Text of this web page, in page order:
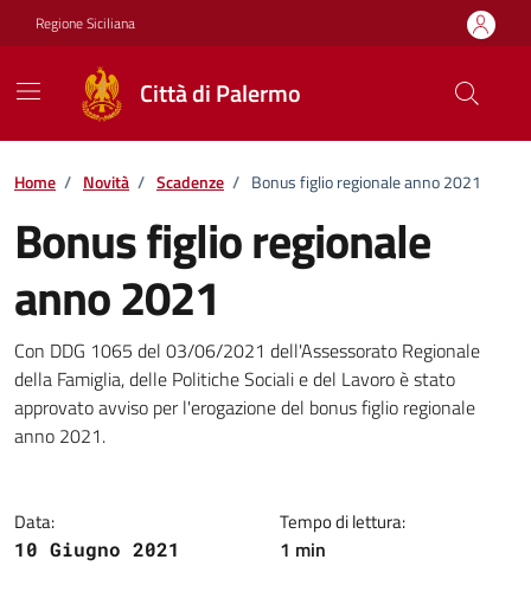
Vai ai contenuti
Vai al footer
Regione Siciliana
Città di Palermo
Home / Novità / Scadenze / Bonus figlio regionale anno 2021
Bonus figlio regionale
anno 2021
Dettagli della notizia
Con DDG 1065 del 03/06/2021 dell'Assessorato Regionale
della Famiglia, delle Politiche Sociali e del Lavoro è stato
approvato avviso per l'erogazione del bonus figlio regionale
anno 2021.
Data:
10 Giugno 2021
Tempo di lettura:
1 min